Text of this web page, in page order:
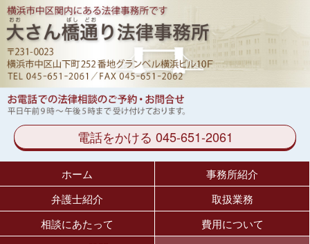
電話をかける 045-651-2061
ホーム
事務所紹介
弁護士紹介
取扱業務
相談にあたって
費用について